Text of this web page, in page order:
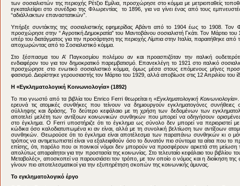
Νότου). Μετριοπαθής ριζοσπάστης, εξελέγη για πρώτη φορά βουλευτής το 1886. Το 1893,
των σοσιαλιστών της περιοχής Ρέτζιο Εμίλια, προσχώρησε στο κόμμα με μετριοπαθείς
εγκαταλείψει στο συνέδριο της Φλωρεντίας το 1896, για να γίνει ένας από τους
Υπήρξε συντάκτης της σοσιαλιστικής εφημερίδας Αβάντι από το 1904 έως το 1908. Τον
προσχώρησε στην “ Αγροτική Δημοκρατία” του Μαντοβάνου σοσιαλιστή Γκάτι. Τον Μάρτιο του
υπέρ του διατάγματος για την προσάρτηση της περιοχής Λίμπια στην Ιταλία, παραιτήθηκε από
Στο ξέσπασμα του Α’ Παγκοσμίου πολέμου αν και προασπιζόταν την ιταλική
ενδιαφέρον του για τον δημοκρατικό παρεμβατισμό. Επανεκλέγη το 1921 στο ιταλικό
προσχώρησε στο ενωτικό σοσιαλιστικό κόμμα, όμως μέσα στους επόμενους μήνες
Το πιο γνωστό από τα βιβλία του Enrico Ferri θεωρείται η«Εγκληματολογική Κοινωνιολογία»
ερευνά τις ατομικές συνθήκες που τείνουν να δημιουργούν εγκληματογόνες συνήθειες
σύλληψης και δράσης. Το δεύτερο κεφάλαιο με τη χρήση των δεδομένων των
αποτελεί μελέτη των αντίξοων κοινωνικών συνθηκών που μπορεί να οδηγήσουν
στο έγκλημα. Ο Ferri υποστήριζε ότι το έγκλημα ως σύνολο δεν μπορεί να περιοριστεί
κώδικα όσο καλοδιατυπωμένα κι αν είναι, αλλά με τη συνολική βελτίωση των αντίξοων
συνθηκών. Θεωρούσε ότι το έγκλημα είναι αποτέλεσμα των παραπάνω συνθηκών κι ο
τρόπος να αντιμετωπιστεί είναι να εξαλειφθούν όσο το δυνατόν πιο σύντομα τα αίτια που το
επίσης, ότι, παρόλο που οι ποινικοί νόμοι δεν μπορούν να προσφέρουν αρκετά στη μείωση
απολύτως απαραίτητοι για την προστασία της κοινωνίας. Στο τελευταίο κεφάλαιο του βιβλίου
Μεταβολές», αποσκοπεί να παρουσιάσει τον τρόπο, με τον οποίο ο νόμος και η διοίκηση της